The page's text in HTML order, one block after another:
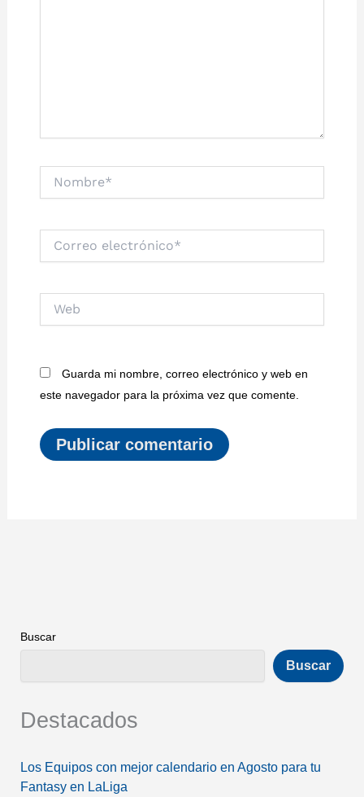
electrónico*
Guarda mi nombre, correo electrónico y web en
este navegador para la próxima vez que comente.
Buscar
Buscar
Destacados
Los Equipos con mejor calendario en Agosto para tu
Fantasy en LaLiga